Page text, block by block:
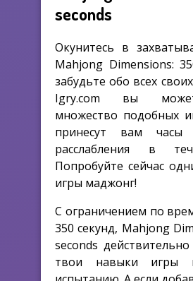
seconds
Окунитесь в
Mahjong Dimensions:
забудьте обо всех
Igry.com вы
множество подобных
принесут вам часы
расслабления в
Попробуйте сейчас
игры маджонг!
С ограничением по
350 секунд, Mahjong
seconds
твои навыки игры